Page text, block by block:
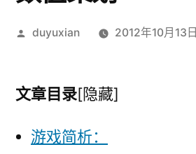
发
duyuxian 2012年10月13日
文章目录[隐藏]
游戏简析：